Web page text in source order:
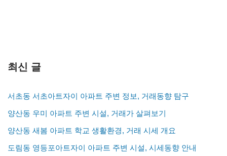
최신 글
서초동 서초아트자이 아파트 주변 정보, 거래동향 탐구
양산동 우미 아파트 주변 시설, 거래가 살펴보기
양산동 새봄 아파트 학교 생활환경, 거래 시세 개요
도림동 영등포아트자이 아파트 주변 시설, 시세동향 안내